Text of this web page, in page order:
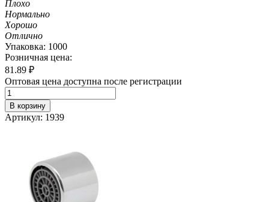
Плохо
Нормально
Хорошо
Отлично
Упаковка: 1000
Розничная цена:
81.89 ₽
Оптовая цена доступна после регистрации
В корзину
Артикул: 1939